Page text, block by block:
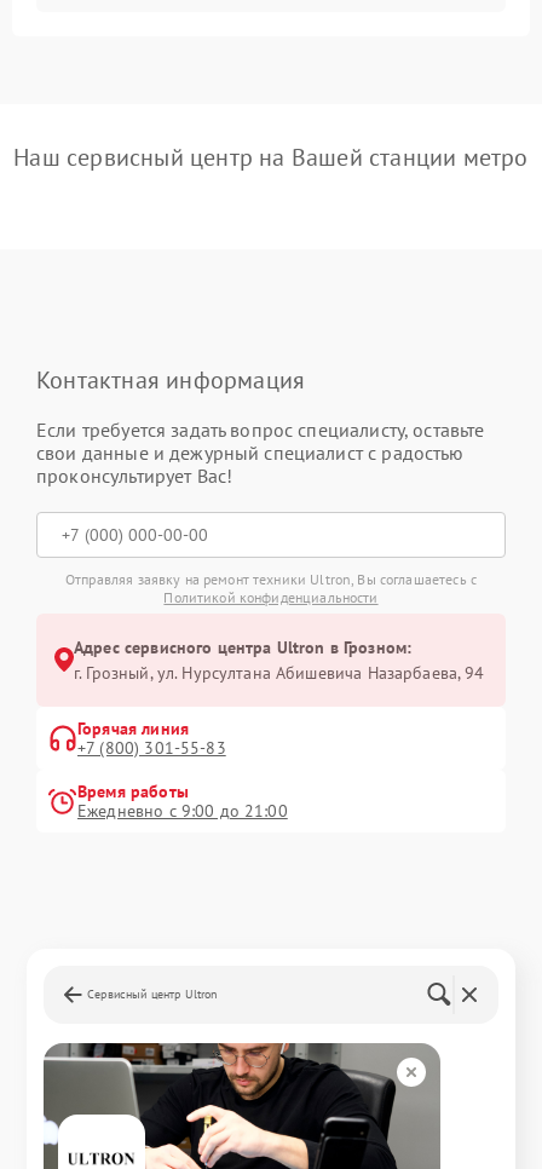
Наш сервисный центр на Вашей станции метро
Контактная информация
Если требуется задать вопрос специалисту, оставьте
свои данные и дежурный специалист с радостью
проконсультирует Вас!
Отправляя заявку на ремонт техники Ultron, Вы соглашаетесь с
Политикой конфиденциальности
Адрес сервисного центра Ultron в Грозном:
г. Грозный, ул. Нурсултана Абишевича Назарбаева, 94
Горячая линия
+7 (800) 301-55-83
Время работы
Ежедневно с 9:00 до 21:00
Сервисный центр Ultron